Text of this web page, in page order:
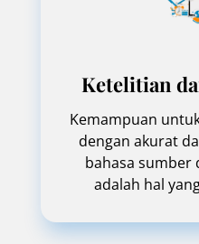
Ketelitian
Kemampuan
dengan akurat
bahasa sumber
adalah hal